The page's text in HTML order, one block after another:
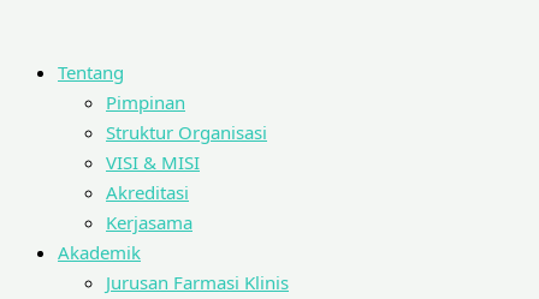
Tentang
Pimpinan
Struktur Organisasi
VISI & MISI
Akreditasi
Kerjasama
Akademik
Jurusan Farmasi Klinis